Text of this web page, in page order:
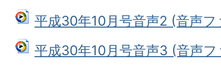
平成30年10月号音声2 (音声
平成30年10月号音声3 (音声